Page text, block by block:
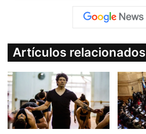
Artículos relacionados